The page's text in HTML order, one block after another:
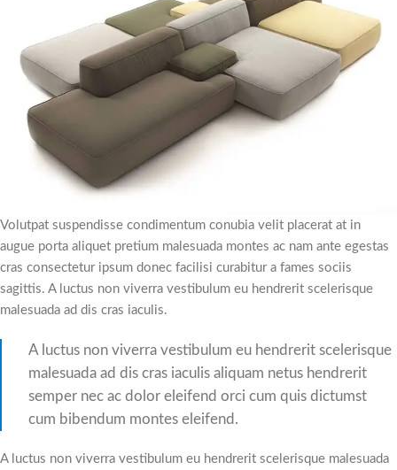
Volutpat suspendisse condimentum conubia velit placerat at in
augue porta aliquet pretium malesuada montes ac nam ante egestas
cras consectetur ipsum donec facilisi curabitur a fames sociis
sagittis. A luctus non viverra vestibulum eu hendrerit scelerisque
malesuada ad dis cras iaculis.
A luctus non viverra vestibulum eu hendrerit scelerisque
malesuada ad dis cras iaculis aliquam netus hendrerit
semper nec ac dolor eleifend orci cum quis dictumst
cum bibendum montes eleifend.
A luctus non viverra vestibulum eu hendrerit scelerisque malesuada